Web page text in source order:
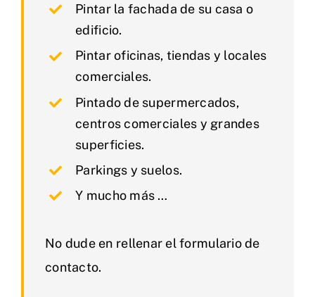
Pintar la fachada de su casa o
edificio.
Pintar oficinas, tiendas y locales
comerciales.
Pintado de supermercados,
centros comerciales y grandes
superficies.
Parkings y suelos.
Y mucho más …
No dude en rellenar el formulario de
contacto.